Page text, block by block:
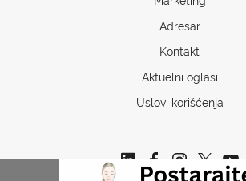
Adresar
Kontakt
Aktuelni oglasi
Uslovi korišćenja